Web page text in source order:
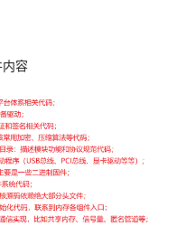
容